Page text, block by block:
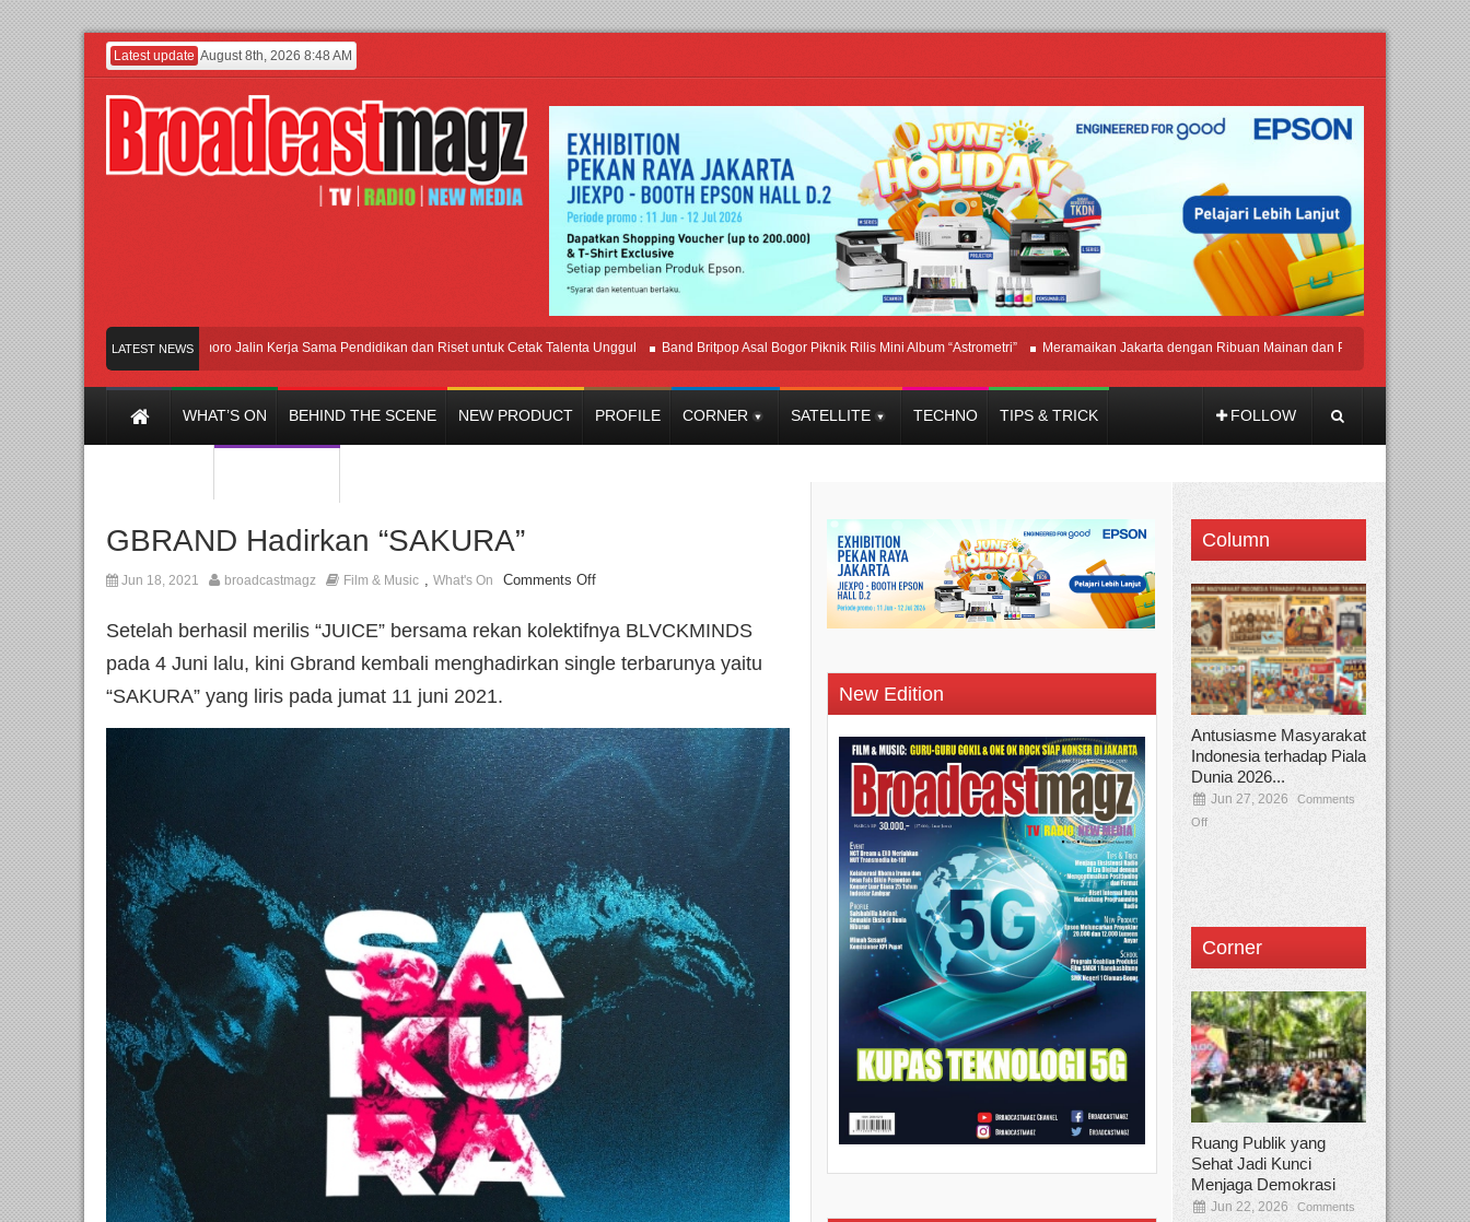
Latest update August 8th, 2026 8:48 AM
LATEST NEWS
Universitas Agung Podomoro Jalin Kerja Sama Pendidikan dan Riset untuk Cetak Talenta Unggul Band Britpop Asal Bogor Piknik Rilis Mini Album “Astrometri” Meramaikan Jakarta dengan Ribuan Mainan dan Produk Bayi dari Seluruh
WHAT’S ON BEHIND THE SCENE NEW PRODUCT PROFILE CORNER SATELLITE TECHNO TIPS & TRICK FOLLOW
GBRAND Hadirkan “SAKURA”
Jun 18, 2021 broadcastmagz Film & Music , What's On Comments Off
Setelah berhasil merilis “JUICE” bersama rekan kolektifnya BLVCKMINDS
pada 4 Juni lalu, kini Gbrand kembali menghadirkan single terbarunya yaitu
“SAKURA” yang liris pada jumat 11 juni 2021.
New Edition
Column
Antusiasme Masyarakat
Indonesia terhadap Piala
Dunia 2026...
Jun 27, 2026
Comments
Off
Corner
Ruang Publik yang
Sehat Jadi Kunci
Menjaga Demokrasi
Jun 22, 2026
Comments